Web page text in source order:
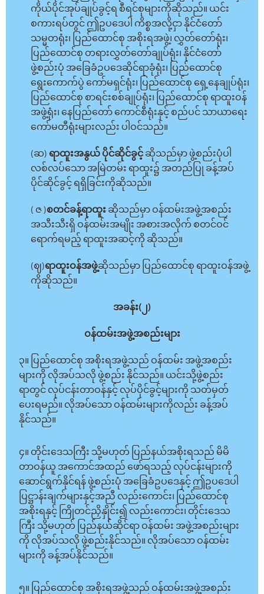
ကိုယ်ပိုင်အုပ်ချုပ်ခွင့်ရ စီရင်စုများကိုဆိုသည်။ ယင်း
စကားရပ်တွင် ဤဥပဒေပါ ကိစ္စအလို့ငှာ နိုင်ငံတော်
သမ္မတရုံး၊ ပြည်ထောင်စု အစိုးရအဖွဲ့၊ လွှတ်တော်ရုံး၊
ပြည်ထောင်စု တရားလွှတ်တော်ချုပ်ရုံး၊ နိုင်ငံတော်
ဖွဲ့စည်းပုံ အခြေခံဥပဒေဆိုင်ရာခုံရုံး၊ ပြည်ထောင်စု
ရွေးကောက်ပွဲ ကော်မရှင်ရုံး၊ ပြည်ထောင်စု ရှေ့နေချုပ်ရုံး၊
ပြည်ထောင်စု စာရင်းစစ်ချုပ်ရုံး၊ ပြည်ထောင်စု ရာထူးဝန်
အဖွဲ့ရုံး၊ နေပြည်တော် ကောင်စီရုံးနှင့် စည်ပင် သာယာရေး
ကော်မတီရုံးများလည်း ပါဝင်သည်။
(ဆ) ရာထူးအနွယ် ပိုင်ဆိုင်ခွင့် ဆိုသည်မှာ ဖွဲ့စည်းပုံပါ
လစ်လပ်သော အမြဲတမ်း ရာထူး၌ အတည်ပြု ခန့်အပ်
ပိုင်ဆိုင်ခွင့် ရရှိခြင်းကိုဆိုသည်။
( ဇ )စတင်ခန့်ရာထူး ဆိုသည်မှာ ဝန်ထမ်းအဖွဲ့အစည်း
အသီးသီးရှိ ဝန်ထမ်းအမျိုး အစားအလိုက် စတင်ဝင်
ရောက်ရမည့် ရာထူးအဆင့်ကို ဆိုသည်။
(ဈ)ရာထူးဝန်အဖွဲ့ဆိုသည်မှာ ပြည်ထောင်စု ရာထူးဝန်အဖွဲ့
ကိုဆိုသည်။
အခန်း(၂)
ဝန်ထမ်းအဖွဲ့အစည်းများ
၃။ ပြည်ထောင်စု အစိုးရအဖွဲ့သည် ဝန်ထမ်း အဖွဲ့အစည်း
များကို လိုအပ်သလို ဖွဲ့စည်း နိုင်သည်။ ယင်းသို့ဖွဲ့စည်း
ရာတွင် လုပ်ငန်းတာဝန်နှင့် လုပ်ပိုင်ခွင့်များကို သတ်မှတ်
ပေးရမည်။ လိုအပ်သော ဝန်ထမ်းများကိုလည်း ခန့်အပ်
နိုင်သည်။
၄။ တိုင်းဒေသကြီး သို့မဟုတ် ပြည်နယ်အစိုးရသည် မိမိ
တာဝန်ယူ အကောင်အထည် ဖော်ရသည့် လုပ်ငန်းများကို
ဆောင်ရွက်နိုင်ရန် ဖွဲ့စည်းပုံ အခြေခံဥပဒေနှင့် ဤဥပဒေပါ
ပြဋ္ဌာန်းချက်များနှင့်အညီ လည်းကောင်း၊ ပြည်ထောင်စု
အစိုးရနှင့် ကြိုတင်ညှိနှိုင်း၍ လည်းကောင်း၊ တိုင်းဒေသ
ကြီး သို့မဟုတ် ပြည်နယ််ဆိုင်ရာ ဝန်ထမ်း အဖွဲ့အစည်းများ
ကို လိုအပ်သလို ဖွဲ့စည်းနိုင်သည်။ လိုအပ်သော ဝန်ထမ်း
များကို ခန့်အပ်နိုင်သည်။
၅။ ပြည်ထောင်စု အစိုးရအဖွဲ့သည် ဝန်ထမ်းအဖွဲ့အစည်း